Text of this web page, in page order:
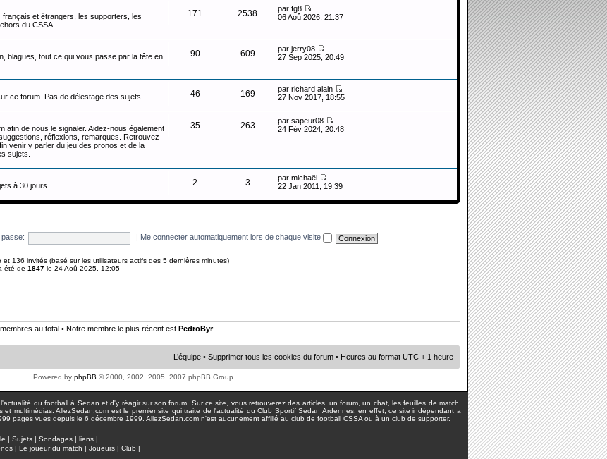
et étrangers, les supporters, les
du CSSA.
171 2538 par fg8
06 Aoû 2026, 21:37
blagues, tout ce qui vous passe par la tête en
90 609 par jerry08
27 Sep 2025, 20:49
ce forum. Pas de délestage des sujets.
46 169 par richard alain
27 Nov 2017, 18:55
afin de nous le signaler. Aidez-nous également
réflexions, remarques. Retrouvez
venir y parler du jeu des pronos et de la
sujets.
35 263 par sapeur08
24 Fév 2024, 20:48
à 30 jours.
2 3 par michaël
22 Jan 2011, 19:39
passe: Me connecter automatiquement lors de chaque visite
136 invités (basé sur les utilisateurs actifs des 5 dernières minutes)
été de 1847 le 24 Aoû 2025, 12:05
membres au total • Notre membre le plus récent est PedroByr
L’équipe • Supprimer tous les cookies du forum • Heures au format UTC + 1 heure
Powered by phpBB © 2000, 2002, 2005, 2007 phpBB Group
du football à Sedan et d'y réagir sur son forum. Sur ce site, vous retrouverez des articles, un forum, un chat, les feuilles de match,
multimédias. AllezSedan.com est le premier site qui traite de l'actualité du Club Sportif Sedan Ardennes, en effet, ce site indépendant a
pages vues depuis le 6 décembre 1999. AllezSedan.com n'est aucunement affilié au club de football CSSA ou à un club de supporter.
| Sujets | Sondages | liens |
| Le joueur du match | Joueurs | Club |